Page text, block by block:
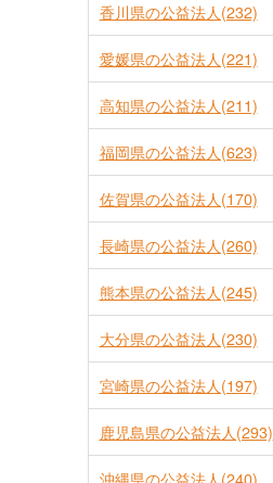
香川県の公益法人(232)
愛媛県の公益法人(221)
高知県の公益法人(211)
福岡県の公益法人(623)
佐賀県の公益法人(170)
長崎県の公益法人(260)
熊本県の公益法人(245)
大分県の公益法人(230)
宮崎県の公益法人(197)
鹿児島県の公益法人(293)
沖縄県の公益法人(240)